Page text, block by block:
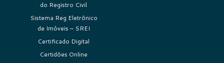
do Registro Civil
Sistema Reg Eletrônico
de Imóveis – SREI
Certificado Digital
Certidões Online